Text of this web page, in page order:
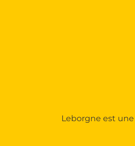
Leborgne est